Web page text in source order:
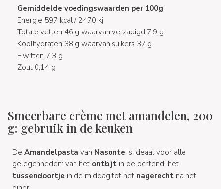
Gemiddelde voedingswaarden per 100g
Energie 597 kcal / 2470 kj
Totale vetten 46 g waarvan verzadigd 7,9 g
Koolhydraten 38 g waarvan suikers 37 g
Eiwitten 7,3 g
Zout 0,14 g
Smeerbare crème met amandelen, 200
g: gebruik in de keuken
De Amandelpasta van Nasonte is ideaal voor alle
gelegenheden: van het ontbijt in de ochtend, het
tussendoortje in de middag tot het nagerecht na het